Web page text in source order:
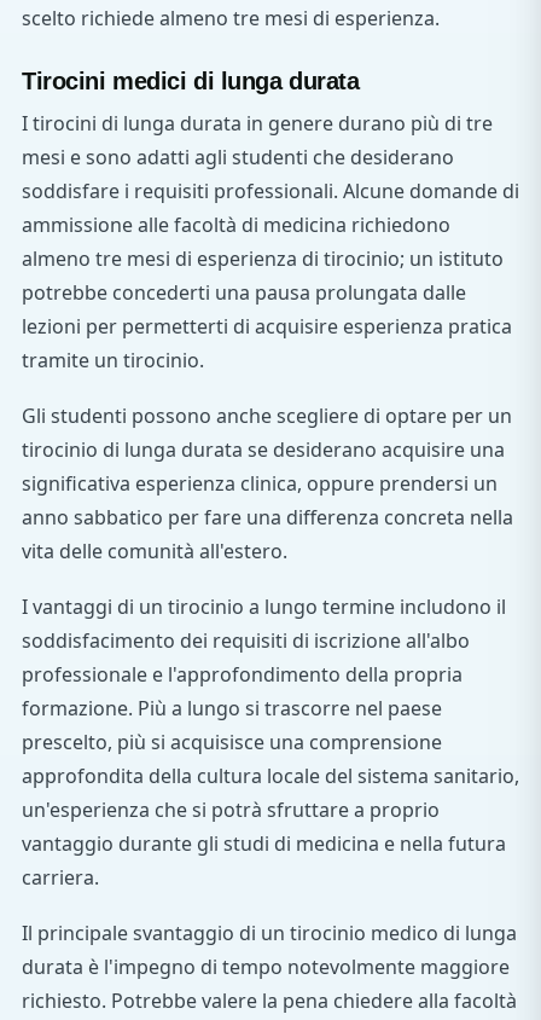
scelto richiede almeno tre mesi di esperienza.
Tirocini medici di lunga durata
I tirocini di lunga durata in genere durano più di tre
mesi e sono adatti agli studenti che desiderano
soddisfare i requisiti professionali. Alcune domande di
ammissione alle facoltà di medicina richiedono
almeno tre mesi di esperienza di tirocinio; un istituto
potrebbe concederti una pausa prolungata dalle
lezioni per permetterti di acquisire esperienza pratica
tramite un tirocinio.
Gli studenti possono anche scegliere di optare per un
tirocinio di lunga durata se desiderano acquisire una
significativa esperienza clinica, oppure prendersi un
anno sabbatico per fare una differenza concreta nella
vita delle comunità all'estero.
I vantaggi di un tirocinio a lungo termine includono il
soddisfacimento dei requisiti di iscrizione all'albo
professionale e l'approfondimento della propria
formazione. Più a lungo si trascorre nel paese
prescelto, più si acquisisce una comprensione
approfondita della cultura locale del sistema sanitario,
un'esperienza che si potrà sfruttare a proprio
vantaggio durante gli studi di medicina e nella futura
carriera.
Il principale svantaggio di un tirocinio medico di lunga
durata è l'impegno di tempo notevolmente maggiore
richiesto. Potrebbe valere la pena chiedere alla facoltà